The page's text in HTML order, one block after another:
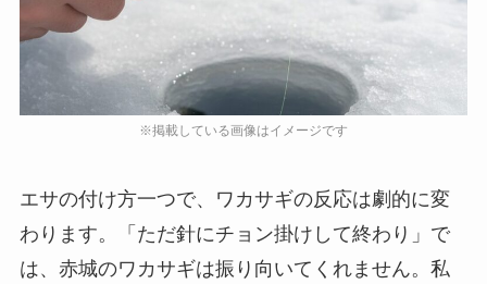
エサの付け方一つで、ワカサギの反応は劇的に変
わります。「ただ針にチョン掛けして終わり」で
は、赤城のワカサギは振り向いてくれません。私